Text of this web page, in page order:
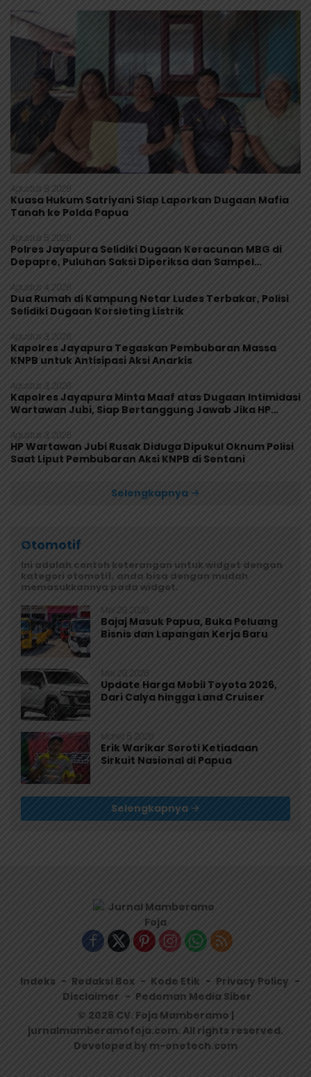
Agustus 8, 2026
Kuasa Hukum Satriyani Siap Laporkan Dugaan Mafia
Tanah ke Polda Papua
Agustus 5, 2026
Polres Jayapura Selidiki Dugaan Keracunan MBG di
Depapre, Puluhan Saksi Diperiksa dan Sampel
Agustus 4, 2026
Dua Rumah di Kampung Netar Ludes Terbakar, Polisi
Selidiki Dugaan Korsleting Listrik
Agustus 3, 2026
Kapolres Jayapura Tegaskan Pembubaran Massa
KNPB untuk Antisipasi Aksi Anarkis
Agustus 3, 2026
Kapolres Jayapura Minta Maaf atas Dugaan Intimidasi
Wartawan Jubi, Siap Bertanggung Jawab Jika HP
Agustus 3, 2026
HP Wartawan Jubi Rusak Diduga Dipukul Oknum Polisi
Saat Liput Pembubaran Aksi KNPB di Sentani
Selengkapnya
Otomotif
Ini adalah contoh keterangan untuk widget dengan
kategori otomotif, anda bisa dengan mudah
memasukkannya pada widget.
Mei 29, 2026
Bajaj Masuk Papua, Buka Peluang
Bisnis dan Lapangan Kerja Baru
Mei 29, 2026
Update Harga Mobil Toyota 2026,
Dari Calya hingga Land Cruiser
Maret 5, 2026
Erik Warikar Soroti Ketiadaan
Sirkuit Nasional di Papua
Selengkapnya
Indeks Redaksi Box Kode Etik
Privacy Policy
Disclaimer
Pedoman Media Siber
© 2026 CV. Foja Mamberamo |
jurnalmamberamofoja.com. All rights reserved.
Developed by m-onetech.com